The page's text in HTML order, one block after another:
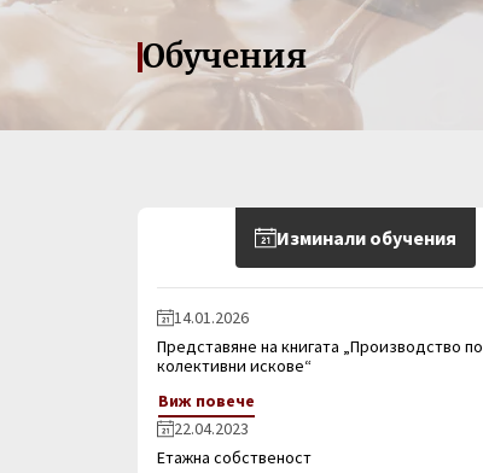
Обучения
Изминали обучения
14.01.2026
Представяне на книгата „Производство по
колективни искове“
Виж повече
22.04.2023
Етажна собственост